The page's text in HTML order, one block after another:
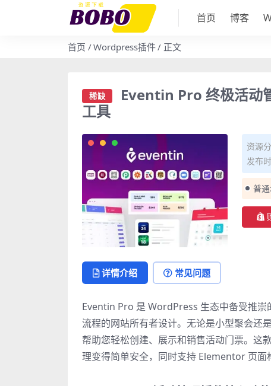
首页 博客
首页 Wordpress插件 正文
稀缺
Eventin Pro 终极活动
工具
件：WordPress活动与门票销售必备
工具">
资源
发布
普通:
详情介绍 常见问题
Eventin Pro 是 WordPress 生态中备受推崇
流程的网站所有者设计。无论是小型聚会还
帮助您轻松创建、展示和销售活动门票。
理变得简单安全，同时支持 Elementor 页面